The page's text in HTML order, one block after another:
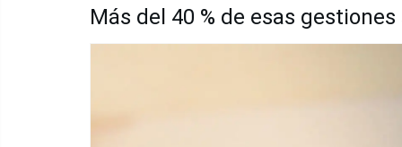
Más del 40 % de esas